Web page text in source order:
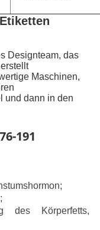
Designteam, das
Maschinen,
und dann in den
191
des Körperfetts,